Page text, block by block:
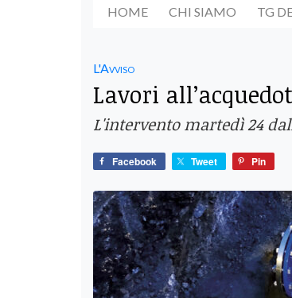
HOME CHI SIAMO TG
L'Avviso
Lavori
L'intervento martedì 24
Facebook Tweet Pin